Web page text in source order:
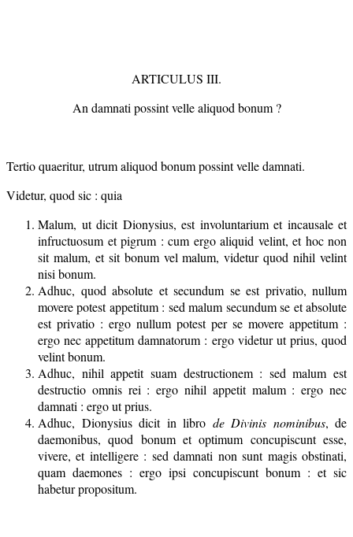
ARTICULUS III.
An damnati possint velle aliquod bonum ?
Tertio quaeritur, utrum aliquod bonum possint velle damnati.
Videtur, quod sic : quia
Malum, ut dicit Dionysius, est involuntarium et incausale et
infructuosum et pigrum : cum ergo aliquid velint, et hoc non
sit malum, et sit bonum vel malum, videtur quod nihil velint
nisi bonum.
Adhuc, quod absolute et secundum se est privatio, nullum
movere potest appetitum : sed malum secundum se et absolute
est privatio : ergo nullum potest per se movere appetitum :
ergo nec appetitum damnatorum : ergo videtur ut prius, quod
velint bonum.
Adhuc, nihil appetit suam destructionem : sed malum est
destructio omnis rei : ergo nihil appetit malum : ergo nec
damnati : ergo ut prius.
Adhuc, Dionysius dicit in libro de Divinis nominibus, de
daemonibus, quod bonum et optimum concupiscunt esse,
vivere, et intelligere : sed damnati non sunt magis obstinati,
quam daemones : ergo ipsi concupiscunt bonum : et sic
habetur propositum.